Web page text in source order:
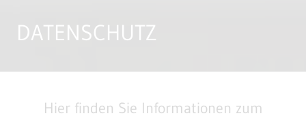
DATENSCHUTZ
Hier finden Sie Informationen zum